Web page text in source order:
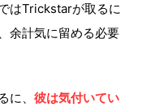
はTrickstarが取るに
余計気に留める必要
に、 彼は気付いてい